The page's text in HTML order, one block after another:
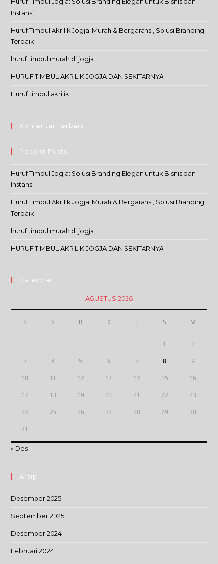
Instansi
Huruf Timbul Akrilik Jogja: Murah & Bergaransi, Solusi Branding
Terbaik
huruf timbul murah di jogja
HURUF TIMBUL AKRILIK JOGJA DAN SEKITARNYA
Huruf timbul akrilik
Komentar Terbaru
Recent Posts
Huruf Timbul Jogja: Solusi Branding Elegan untuk Bisnis dan
Instansi
Huruf Timbul Akrilik Jogja: Murah & Bergaransi, Solusi Branding
Terbaik
huruf timbul murah di jogja
HURUF TIMBUL AKRILIK JOGJA DAN SEKITARNYA
Calendar
AGUSTUS 2026
S S R K J S M
1 2
3 4 5 6 7 8 9
10 11 12 13 14 15 16
17 18 19 20 21 22 23
24 25 26 27 28 29 30
31
« Des
Arsip
Desember 2025
September 2025
Desember 2024
Februari 2024